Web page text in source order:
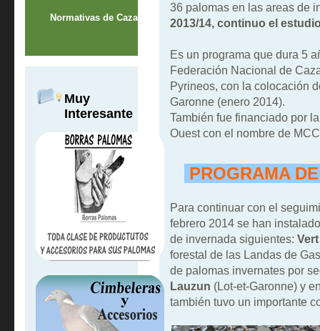
Normativas de Caza
Muy
Interesante
36 palomas en las areas de
2013/14, continuo el
Es un programa que dura 5
Federación Nacional de
Pyrineos, con la colocación
Garonne (enero 2014).
También fue financiado por
Ouest con el nombre de
PROGRAMA
Para continuar con el
febrero 2014 se han
de invernada siguientes:
forestal de las Landas de
de palomas invernates por
Lauzun (Lot-et-Garonne) y
también tuvo un importante